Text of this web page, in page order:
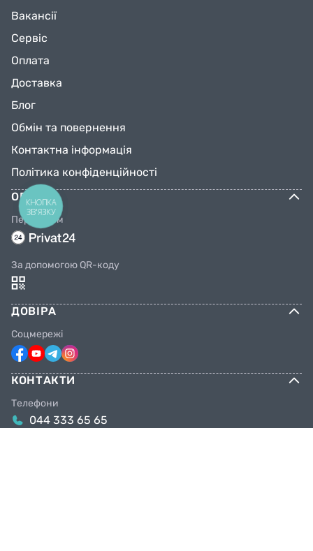
Вакансії
Сервіс
Оплата
Доставка
Блог
Обмін та повернення
Контактна інформація
Політика конфіденційності
ОПЛАТА
Переказом
За допомогою QR-коду
ДОВІРА
Соцмережі
КОНТАКТИ
Телефони
044 333 65 65
КНОПКА
ЗВ'ЯЗКУ